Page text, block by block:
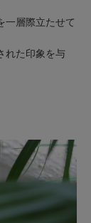
一層際立たせて
れた印象を与